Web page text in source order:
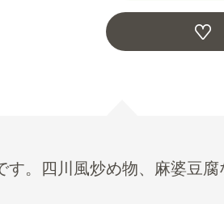
す。四川風炒め物、麻婆豆